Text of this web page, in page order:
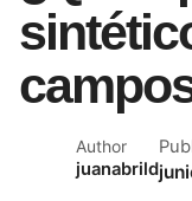
Author
juanabrild